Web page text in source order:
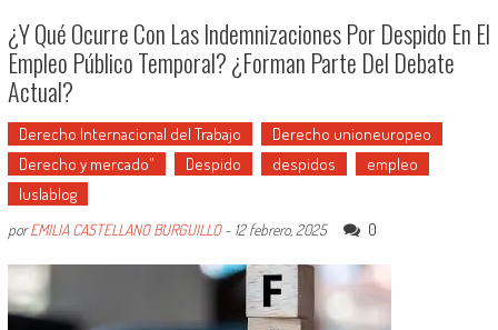
¿Y Qué Ocurre Con Las Indemnizaciones Por Despido En El
Empleo Público Temporal? ¿Forman Parte Del Debate
Actual?
Derecho Internacional del Trabajo
Derecho unioneuropeo
Derecho y mercado"
Despido despidos
empleo
Iuslablog
porEMILIA CASTELLANO BURGUILLO- 12 febrero, 2025 0